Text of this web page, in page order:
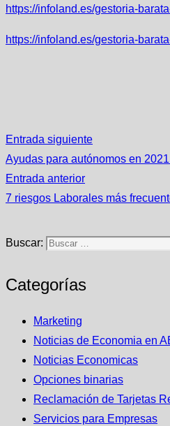
https://infoland.es/gestoria-
https://infoland.es/gestoria-
Entrada siguiente
Ayudas para autónomos en
Entrada anterior
7 riesgos Laborales más
Buscar:
Categorías
Marketing
Noticias de Economia en
Noticias Economicas
Opciones binarias
Reclamación de Tarjetas
Servicios para Empresas